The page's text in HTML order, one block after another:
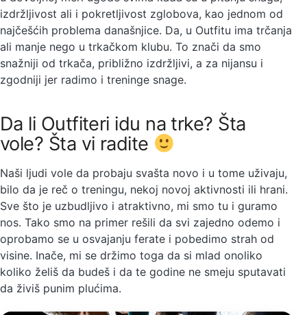
izdržljivost ali i pokretljivost zglobova, kao jednom od
najčešćih problema današnjice. Da, u Outfitu ima trčanja
ali manje nego u trkačkom klubu. To znači da smo
snažniji od trkača, približno izdržljivi, a za nijansu i
zgodniji jer radimo i treninge snage.
Da li Outfiteri idu na trke? Šta
vole? Šta vi radite
Naši ljudi vole da probaju svašta novo i u tome uživaju,
bilo da je reč o treningu, nekoj novoj aktivnosti ili hrani.
Sve što je uzbudljivo i atraktivno, mi smo tu i guramo
nos. Tako smo na primer rešili da svi zajedno odemo i
oprobamo se u osvajanju ferate i pobedimo strah od
visine. Inače, mi se držimo toga da si mlad onoliko
koliko želiš da budeš i da te godine ne smeju sputavati
da živiš punim plućima.